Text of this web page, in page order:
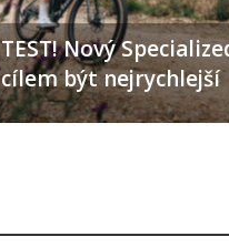
TEST! Nový
cílem být nejrychlejší